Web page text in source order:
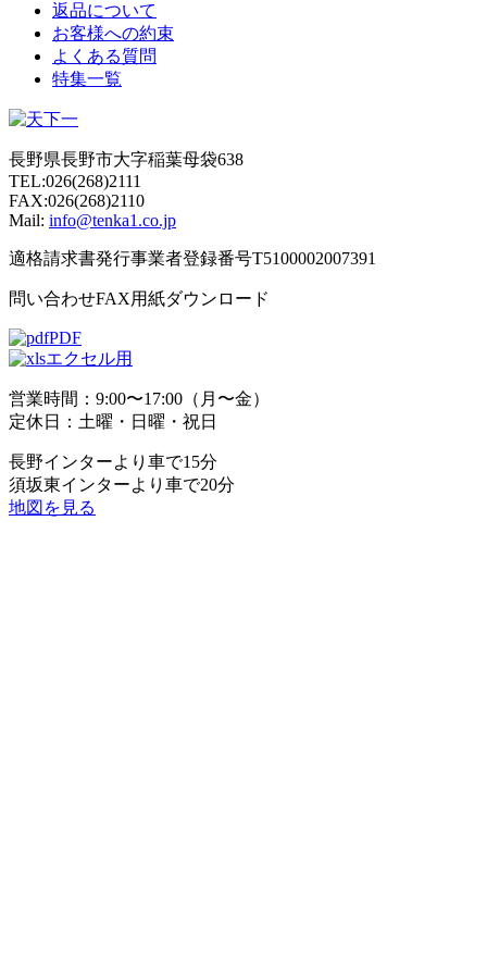
返品について
お客様への約束
よくある質問
特集一覧
長野県長野市大字稲葉母袋638
TEL:026(268)2111
FAX:026(268)2110
Mail: info@tenka1.co.jp
適格請求書発行事業者登録番号T5100002007391
問い合わせFAX用紙ダウンロード
PDF
エクセル用
営業時間：9:00〜17:00（月〜金）
定休日：土曜・日曜・祝日
長野インターより車で15分
須坂東インターより車で20分
地図を見る